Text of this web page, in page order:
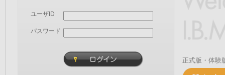
ユーザID
パスワード
正式版・体験